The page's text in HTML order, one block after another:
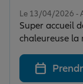
Le 13/04/2026 -
Super accueil
chaleureuse la
vite je